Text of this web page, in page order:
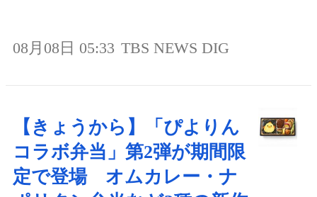
08月08日 05:33 TBS NEWS DIG
【きょうから】「ぴよりん
コラボ弁当」第2弾が期間限
定で登場 オムカレー・ナ